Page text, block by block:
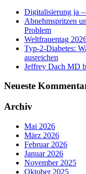
Digitalisierung ja
Abnehmspritzen
Problem
Weltfrauentag
Typ-2-Diabetes:
ausreichen
Jeffrey Dach MD
Neueste
Archiv
Mai 2026
März 2026
Februar 2026
Januar 2026
November 2025
Oktober 2025